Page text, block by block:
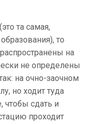
та самая,
то
на
не определены
на очно-заочном
но ходит туда
чтобы сдать и
проходит